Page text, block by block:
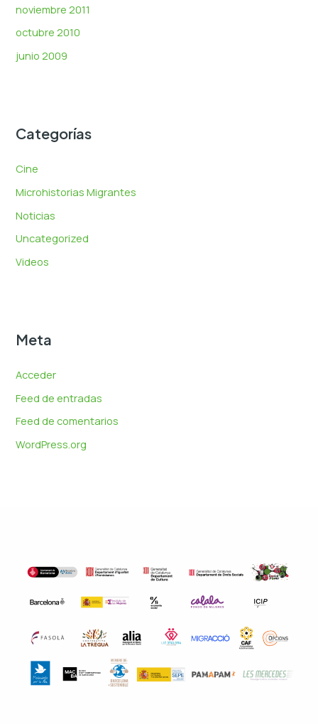
noviembre 2011
octubre 2010
junio 2009
Categorías
Cine
Microhistorias Migrantes
Noticias
Uncategorized
Videos
Meta
Acceder
Feed de entradas
Feed de comentarios
WordPress.org